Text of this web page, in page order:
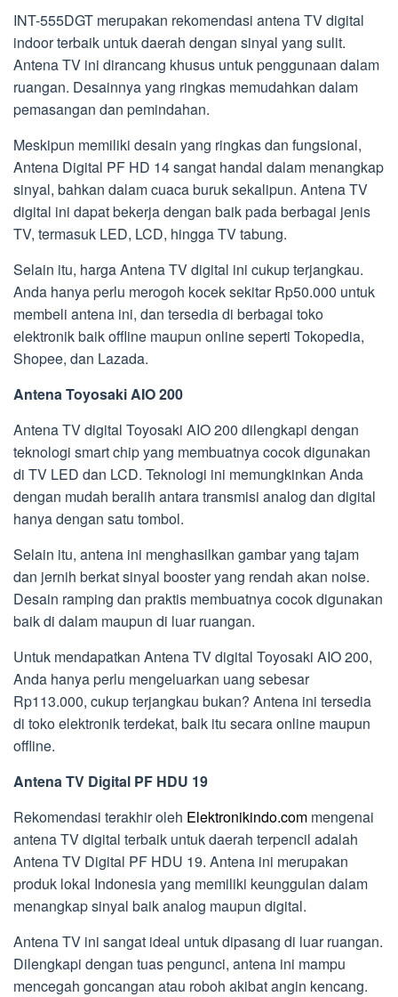
INT-555DGT merupakan rekomendasi antena TV digital
indoor terbaik untuk daerah dengan sinyal yang sulit.
Antena TV ini dirancang khusus untuk penggunaan dalam
ruangan. Desainnya yang ringkas memudahkan dalam
pemasangan dan pemindahan.
Meskipun memiliki desain yang ringkas dan fungsional,
Antena Digital PF HD 14 sangat handal dalam menangkap
sinyal, bahkan dalam cuaca buruk sekalipun. Antena TV
digital ini dapat bekerja dengan baik pada berbagai jenis
TV, termasuk LED, LCD, hingga TV tabung.
Selain itu, harga Antena TV digital ini cukup terjangkau.
Anda hanya perlu merogoh kocek sekitar Rp50.000 untuk
membeli antena ini, dan tersedia di berbagai toko
elektronik baik offline maupun online seperti Tokopedia,
Shopee, dan Lazada.
Antena Toyosaki AIO 200
Antena TV digital Toyosaki AIO 200 dilengkapi dengan
teknologi smart chip yang membuatnya cocok digunakan
di TV LED dan LCD. Teknologi ini memungkinkan Anda
dengan mudah beralih antara transmisi analog dan digital
hanya dengan satu tombol.
Selain itu, antena ini menghasilkan gambar yang tajam
dan jernih berkat sinyal booster yang rendah akan noise.
Desain ramping dan praktis membuatnya cocok digunakan
baik di dalam maupun di luar ruangan.
Untuk mendapatkan Antena TV digital Toyosaki AIO 200,
Anda hanya perlu mengeluarkan uang sebesar
Rp113.000, cukup terjangkau bukan? Antena ini tersedia
di toko elektronik terdekat, baik itu secara online maupun
offline.
Antena TV Digital PF HDU 19
Rekomendasi terakhir oleh Elektronikindo.com mengenai
antena TV digital terbaik untuk daerah terpencil adalah
Antena TV Digital PF HDU 19. Antena ini merupakan
produk lokal Indonesia yang memiliki keunggulan dalam
menangkap sinyal baik analog maupun digital.
Antena TV ini sangat ideal untuk dipasang di luar ruangan.
Dilengkapi dengan tuas pengunci, antena ini mampu
mencegah goncangan atau roboh akibat angin kencang.